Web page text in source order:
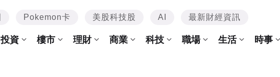
Pokemon卡 美股科技股 AI 最新財經資訊
投資 樓市 理財 商業 科技 職場 生活 時事